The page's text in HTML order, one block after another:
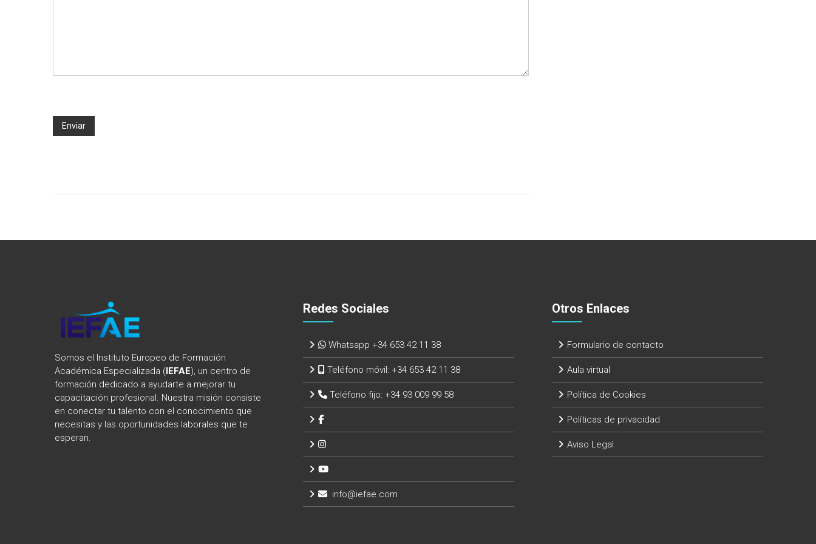
Somos el Instituto Europeo de Formación
Académica Especializada (IEFAE), un centro de
formación dedicado a ayudarte a mejorar tu
capacitación profesional. Nuestra misión consiste
en conectar tu talento con el conocimiento que
necesitas y las oportunidades laborales que te
esperan.
Redes Sociales
Whatsapp +34 653 42 11 38
Teléfono móvil: +34 653 42 11 38
Teléfono fijo: +34 93 009 99 58
info@iefae.com
Otros Enlaces
Formulario de contacto
Aula virtual
Política de Cookies
Políticas de privacidad
Aviso Legal